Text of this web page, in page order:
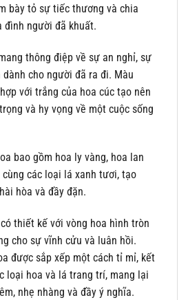
bày tỏ sự tiếc thương và chia
đình người đã khuất.
mang thông điệp về sự an nghỉ, sự
cho người đã ra đi. Màu
với trắng của hoa cúc tạo nên
và hy vọng về một cuộc sống
bao gồm hoa ly vàng, hoa lan
các loại lá xanh tươi, tạo
hòa và đầy đặn.
thiết kế với vòng hoa hình tròn
cho sự vĩnh cửu và luân hồi.
được sắp xếp một cách tỉ mỉ, kết
loại hoa và lá trang trí, mang lại
nhẹ nhàng và đầy ý nghĩa.